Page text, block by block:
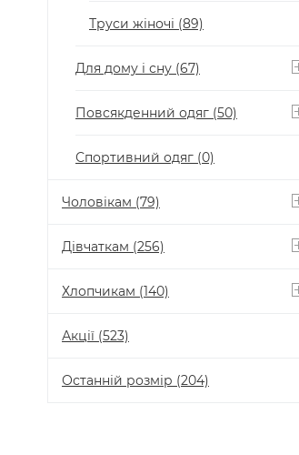
Труси жіночі (89)
Для дому і сну (67)
Повсякденний одяг (50)
Спортивний одяг (0)
Чоловікам (79)
Дівчаткам (256)
Хлопчикам (140)
Акції (523)
Останній розмір (204)